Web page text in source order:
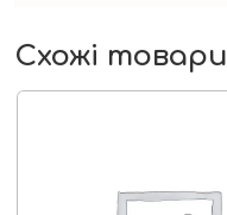
Схожі товари